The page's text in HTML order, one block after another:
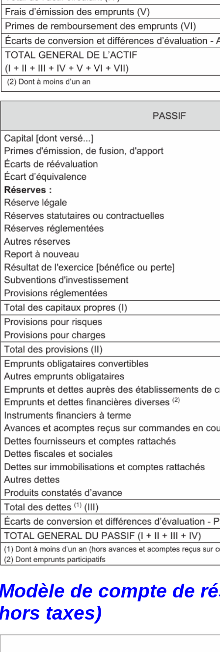
de compte de
taxes)